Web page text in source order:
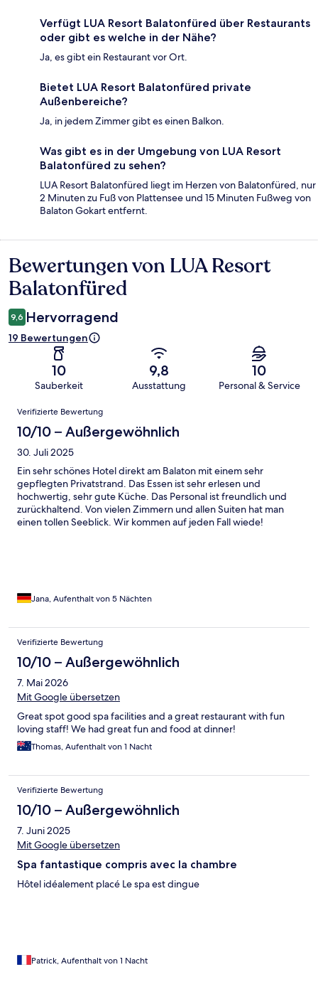
Verfügt LUA Resort Balatonfüred über Restaurants
oder gibt es welche in der Nähe?
Ja, es gibt ein Restaurant vor Ort.
Bietet LUA Resort Balatonfüred private
Außenbereiche?
Ja, in jedem Zimmer gibt es einen Balkon.
Was gibt es in der Umgebung von LUA Resort
Balatonfüred zu sehen?
LUA Resort Balatonfüred liegt im Herzen von Balatonfüred, nur
2 Minuten zu Fuß von Plattensee und 15 Minuten Fußweg von
Balaton Gokart entfernt.
Bewertungen
Bewertungen von LUA Resort
Balatonfüred
9,6 Hervorragend
19 Bewertungen
10
Sauberkeit
9,8
Ausstattung
10
Personal & Service
Bewertungen
Verifizierte Bewertung
10/10 – Außergewöhnlich
30. Juli 2025
Ein sehr schönes Hotel direkt am Balaton mit einem sehr
gepflegten Privatstrand. Das Essen ist sehr erlesen und
hochwertig, sehr gute Küche. Das Personal ist freundlich und
zurückhaltend. Von vielen Zimmern und allen Suiten hat man
einen tollen Seeblick. Wir kommen auf jeden Fall wiede!
Jana, Aufenthalt von 5 Nächten
Verifizierte Bewertung
10/10 – Außergewöhnlich
7. Mai 2026
Mit Google übersetzen
Great spot good spa facilities and a great restaurant with fun
loving staff! We had great fun and food at dinner!
Thomas, Aufenthalt von 1 Nacht
Verifizierte Bewertung
10/10 – Außergewöhnlich
7. Juni 2025
Mit Google übersetzen
Spa fantastique compris avec la chambre
Hôtel idéalement placé Le spa est dingue
Patrick, Aufenthalt von 1 Nacht